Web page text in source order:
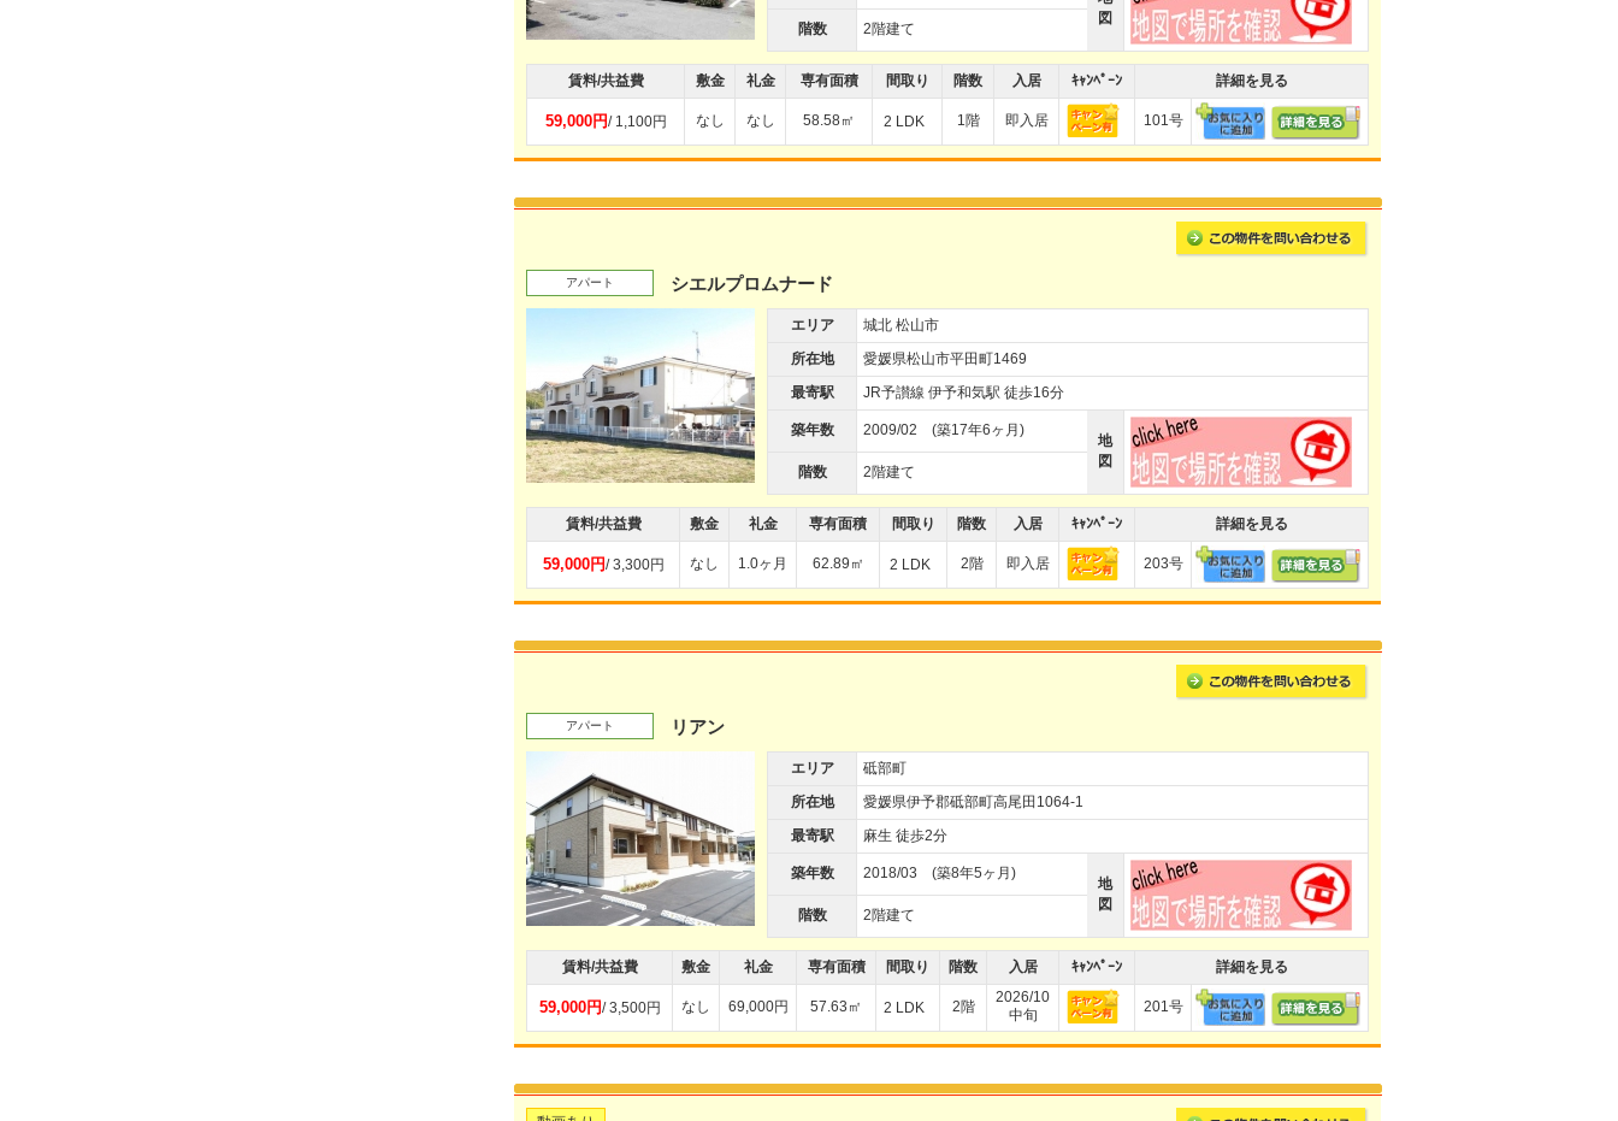
図
階数 2階建て
賃料/共益費 敷金 礼金 専有面積 間取り 階数 入居 ｷｬﾝﾍﾟｰﾝ 詳細を見る
59,000円/ 1,100円 なし なし 58.58㎡ 2 LDK 1階 即入居 101号
アパート シエルプロムナード
エリア
城北 松山市
所在地
愛媛県松山市平田町1469
最寄駅
JR予讃線 伊予和気駅 徒歩16分
築年数 2009/02 (築17年6ヶ月)
地
図
階数 2階建て
賃料/共益費 敷金 礼金 専有面積 間取り 階数 入居 ｷｬﾝﾍﾟｰﾝ 詳細を見る
59,000円/ 3,300円 なし 1.0ヶ月 62.89㎡ 2 LDK 2階 即入居 203号
アパート リアン
エリア
砥部町
所在地
愛媛県伊予郡砥部町高尾田1064-1
最寄駅
麻生 徒歩2分
築年数 2018/03 (築8年5ヶ月)
地
図
階数 2階建て
賃料/共益費 敷金 礼金 専有面積 間取り 階数 入居 ｷｬﾝﾍﾟｰﾝ 詳細を見る
59,000円/ 3,500円 なし 69,000円 57.63㎡ 2 LDK 2階
2026/10
中旬
201号